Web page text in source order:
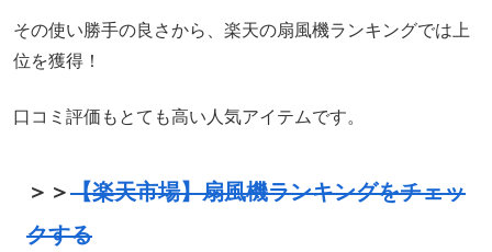
その使い勝手の良さから、楽天の扇風機ランキングでは上
位を獲得！
口コミ評価もとても高い人気アイテムです。
＞＞【楽天市場】扇風機ランキングをチェッ
クする